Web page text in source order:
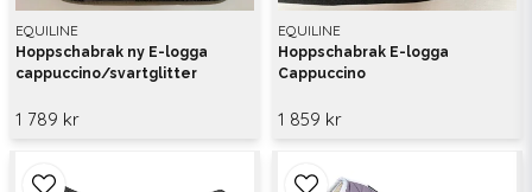
EQUILINE
Hoppschabrak ny E-logga
cappuccino/svartglitter
1 789 kr
EQUILINE
Hoppschabrak E-logga
Cappuccino
1 859 kr